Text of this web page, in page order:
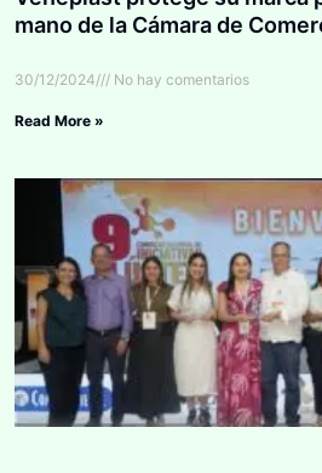
mano de la Cámara de
30/12/2024 No hay comentarios
Read More »